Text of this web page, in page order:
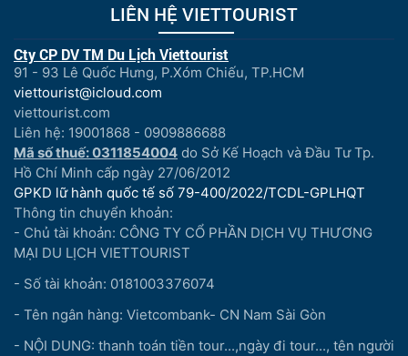
LIÊN HỆ VIETTOURIST
Cty CP DV TM Du Lịch Viettourist
91 - 93 Lê Quốc Hưng, P.Xóm Chiếu, TP.HCM
viettourist@icloud.com
viettourist.com
Liên hệ: 19001868 - 0909886688
Mã số thuế: 0311854004 do Sở Kế Hoạch và Đầu Tư Tp.
Hồ Chí Minh cấp ngày 27/06/2012
GPKD lữ hành quốc tế số 79-400/2022/TCDL-GPLHQT
Thông tin chuyển khoản:
- Chủ tài khoản: CÔNG TY CỔ PHẦN DỊCH VỤ THƯƠNG
MẠI DU LỊCH VIETTOURIST
- Số tài khoản: 0181003376074
- Tên ngân hàng: Vietcombank- CN Nam Sài Gòn
- NỘI DUNG: thanh toán tiền tour...,ngày đi tour..., tên người